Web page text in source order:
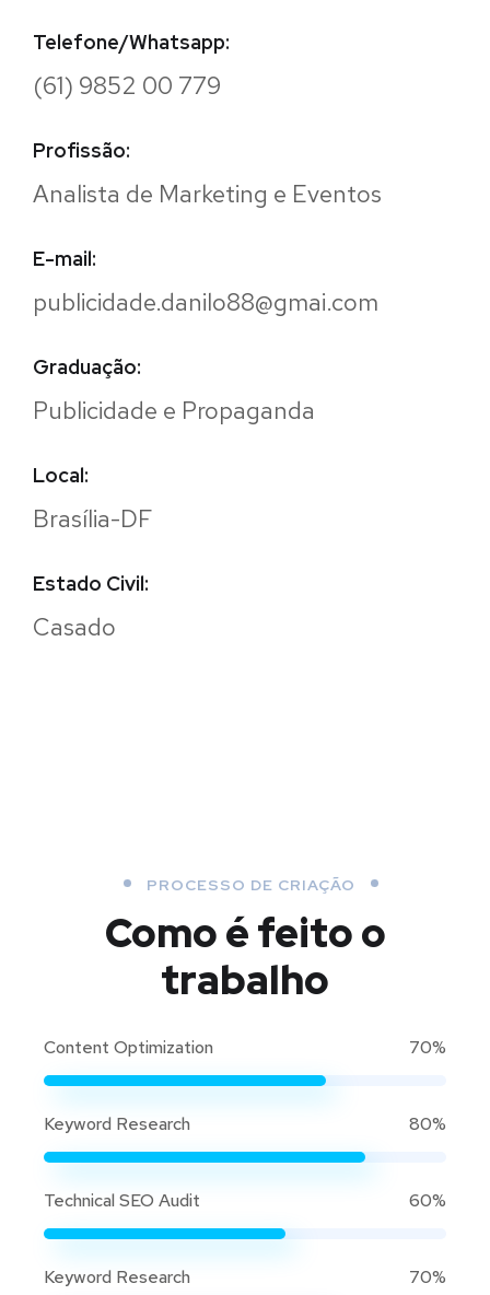
Telefone/Whatsapp:
(61) 9852 00 779
Profissão:
Analista de Marketing e Eventos
E-mail:
publicidade.danilo88@gmai.com
Graduação:
Publicidade e Propaganda
Local:
Brasília-DF
Estado Civil:
Casado
PROCESSO DE CRIAÇÃO
Como é feito o
trabalho
Content Optimization 70%
Keyword Research 80%
Technical SEO Audit 60%
Keyword Research 70%